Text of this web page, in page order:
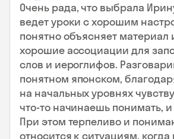
Очень рада, что выбрала
ведет уроки с хорошим
понятно объясняет материал
хорошие ассоциации для
слов и иероглифов.
понятном японском,
на начальных уровнях
что-то начинаешь понимать, и
При этом терпеливо и
относится к ситуациям,